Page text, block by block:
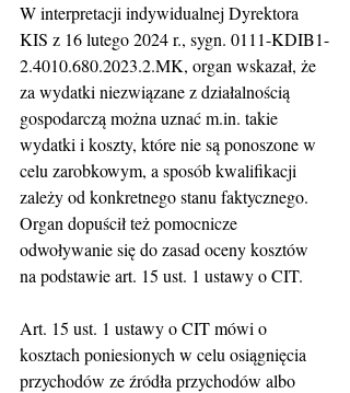
W interpretacji indywidualnej Dyrektora
KIS z 16 lutego 2024 r., sygn. 0111-KDIB1-
2.4010.680.2023.2.MK, organ wskazał, że
za wydatki niezwiązane z działalnością
gospodarczą można uznać m.in. takie
wydatki i koszty, które nie są ponoszone w
celu zarobkowym, a sposób kwalifikacji
zależy od konkretnego stanu faktycznego.
Organ dopuścił też pomocnicze
odwoływanie się do zasad oceny kosztów
na podstawie art. 15 ust. 1 ustawy o CIT.
Art. 15 ust. 1 ustawy o CIT mówi o
kosztach poniesionych w celu osiągnięcia
przychodów ze źródła przychodów albo